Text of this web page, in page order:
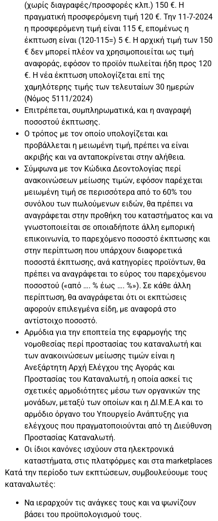
(χωρίς διαγραφές/προσφορές κλπ.) 150 €. Η
πραγματική προσφερόμενη τιμή 120 €. Την 11-7-2024
η προσφερόμενη τιμή είναι 115 €, επομένως η
έκπτωση είναι (120-115=) 5 €. Η αρχική τιμή των 150
€ δεν μπορεί πλέον να χρησιμοποιείται ως τιμή
αναφοράς, εφόσον το προϊόν πωλείται ήδη προς 120
€. Η νέα έκπτωση υπολογίζεται επί της
χαμηλότερης τιμής των τελευταίων 30 ημερών
(Νόμος 5111/2024)
Επιτρέπεται, συμπληρωματικά, και η αναγραφή
ποσοστού έκπτωσης.
Ο τρόπος με τον οποίο υπολογίζεται και
προβάλλεται η μειωμένη τιμή, πρέπει να είναι
ακριβής και να ανταποκρίνεται στην αλήθεια.
Σύμφωνα με τον Κώδικα Δεοντολογίας περί
ανακοινώσεων μείωσης τιμών, εφόσον παρέχεται
μειωμένη τιμή σε περισσότερα από το 60% του
συνόλου των πωλούμενων ειδών, θα πρέπει να
αναγράφεται στην προθήκη του καταστήματος και να
γνωστοποιείται σε οποιαδήποτε άλλη εμπορική
επικοινωνία, το παρεχόμενο ποσοστό έκπτωσης και
στην περίπτωση που υπάρχουν διαφορετικά
ποσοστά έκπτωσης, ανά κατηγορίες προϊόντων, θα
πρέπει να αναγράφεται το εύρος του παρεχόμενου
ποσοστού («από …. % έως …. %»). Σε κάθε άλλη
περίπτωση, θα αναγράφεται ότι οι εκπτώσεις
αφορούν επιλεγμένα είδη, με αναφορά στο
αντίστοιχο ποσοστό.
Αρμόδια για την εποπτεία της εφαρμογής της
νομοθεσίας περί προστασίας του καταναλωτή και
των ανακοινώσεων μείωσης τιμών είναι η
Ανεξάρτητη Αρχή Ελέγχου της Αγοράς και
Προστασίας του Καταναλωτή, η οποία ασκεί τις
σχετικές αρμοδιότητες μέσω των οργανικών της
μονάδων, μεταξύ των οποίων και η ΔΙ.Μ.Ε.Α και το
αρμόδιο όργανο του Υπουργείο Ανάπτυξης για
ελέγχους που πραγματοποιούνται από τη Διεύθυνση
Προστασίας Καταναλωτή.
Οι ίδιοι κανόνες ισχύουν στα ηλεκτρονικά
καταστήματα, στις πλατφόρμες και στα marketplaces
Κατά την περίοδο των εκπτώσεων, συμβουλεύουμε τους
καταναλωτές:
Να ιεραρχούν τις ανάγκες τους και να ψωνίζουν
βάσει του προϋπολογισμού τους.